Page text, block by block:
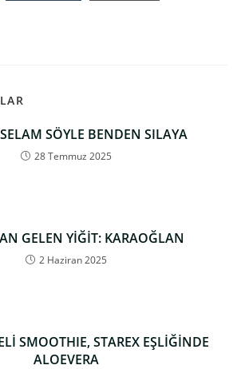
SÖYLE BENDEN SILAYA
28 Temmuz 2025
GELEN YİĞİT: KARAOĞLAN
2 Haziran 2025
SMOOTHIE, STAREX EŞLİĞİNDE
ALOEVERA